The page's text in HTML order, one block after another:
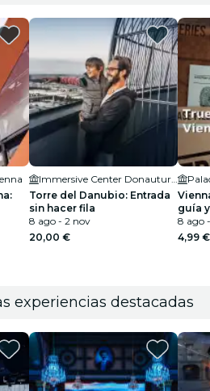
Torre del Danubio: Entrada
sin hacer fila
8 ago - 2 nov
20,00 €
guía
8 ago
4,99 €
experiencias destacadas